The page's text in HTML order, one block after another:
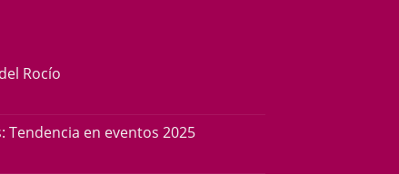
Rocío
Tendencia en eventos 2025